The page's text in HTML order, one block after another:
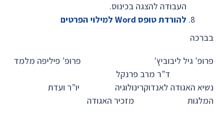
העבודה להצגה בכינוס.
להורדת טופס
למילוי הפרטים
בברכה
פרופ’ גיל ליבוביץ’ פרופ’ פיליפה מלמד
ד”ר מרב פרנקל
נשיא האגודה לאנדוקרינולוגיה יו”ר ועדת
המלגות מזכיר האגודה